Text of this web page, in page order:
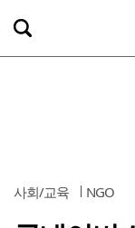
사회/교육 NGO